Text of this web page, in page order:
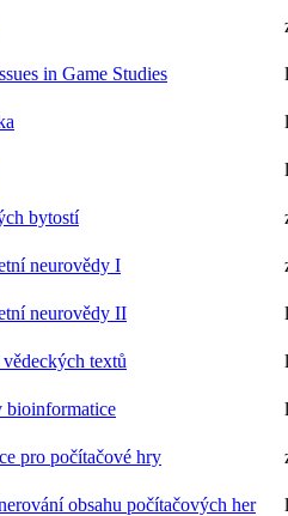
in Game Studies
bytostí
neurovědy I
neurovědy II
textů
bioinformatice
pro počítačové hry
obsahu počítačových her